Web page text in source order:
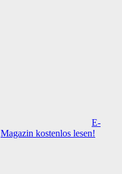
E-
Magazin kostenlos lesen!